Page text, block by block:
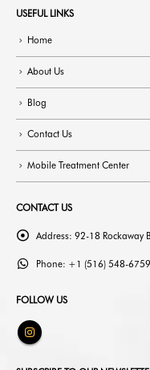
USEFUL LINKS
Home
About Us
Blog
Contact Us
Mobile Treatment Center
CONTACT US
Address: 92-18 Rockaway
Phone: +1 (516) 548-6759
FOLLOW US